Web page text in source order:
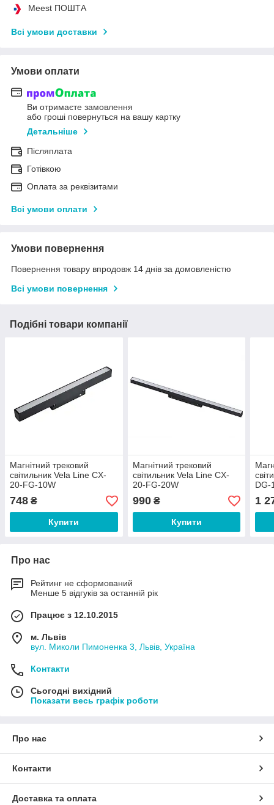
Meest ПОШТА
Всі умови доставки
Умови оплати
Ви отримаєте замовлення
або гроші повернуться на вашу картку
Детальніше
Післяплата
Готівкою
Оплата за реквізитами
Всі умови оплати
Умови повернення
Повернення товару впродовж 14 днів за домовленістю
Всі умови повернення
Подібні товари компанії
Магнітний трековий
світильник Vela Line CX-
20-FG-10W
748 ₴
Купити
Магнітний трековий
світильник Vela Line CX-
20-FG-20W
990₴
Купити
DG-
1
Про нас
Рейтинг не сформований
Менше 5 відгуків за останній рік
Працює з 12.10.2015
м. Львів
вул. Миколи Пимоненка 3, Львів, Україна
Контакти
Сьогодні вихідний
Показати весь графік роботи
Про нас
Контакти
Доставка та оплата